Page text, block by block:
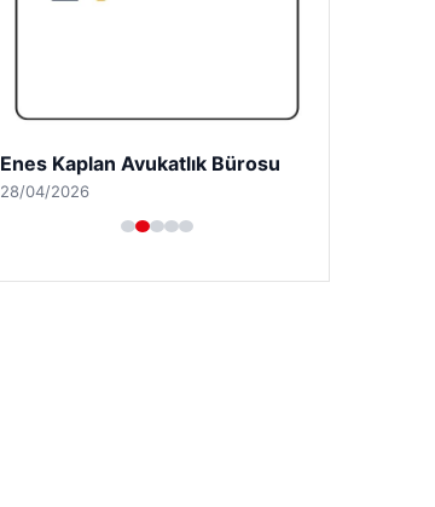
Enes Kaplan Avukatlık Bürosu
28/04/2026